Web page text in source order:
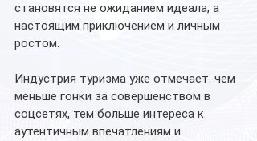
становятся не ожиданием идеала, а
настоящим приключением и личным
ростом.
Индустрия туризма уже отмечает: чем
меньше гонки за совершенством в
соцсетях, тем больше интереса к
аутентичным впечатлениям и